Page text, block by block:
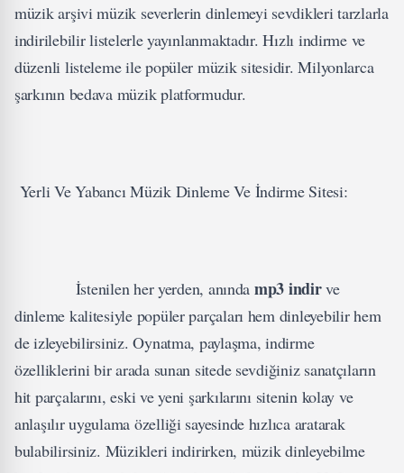
müzik arşivi müzik severlerin dinlemeyi sevdikleri tarzlarla
indirilebilir listelerle yayınlanmaktadır. Hızlı indirme ve
düzenli listeleme ile popüler müzik sitesidir. Milyonlarca
şarkının bedava müzik platformudur.
Yerli Ve Yabancı Müzik Dinleme Ve İndirme Sitesi:
İstenilen her yerden, anında mp3 indirve
dinleme kalitesiyle popüler parçaları hem dinleyebilir hem
de izleyebilirsiniz. Oynatma, paylaşma, indirme
özelliklerini bir arada sunan sitede sevdiğiniz sanatçıların
hit parçalarını, eski ve yeni şarkılarını sitenin kolay ve
anlaşılır uygulama özelliği sayesinde hızlıca aratarak
bulabilirsiniz. Müzikleri indirirken, müzik dinleyebilme